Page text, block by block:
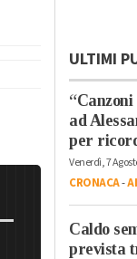
ULTIMI
ad
per
Venerdì, 7
CRONACA-
Caldo
prevista